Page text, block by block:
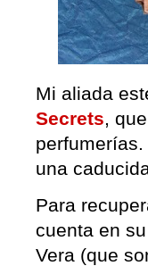
Mi aliada
Secrets ,
una
Para
cuenta en
Vera (que